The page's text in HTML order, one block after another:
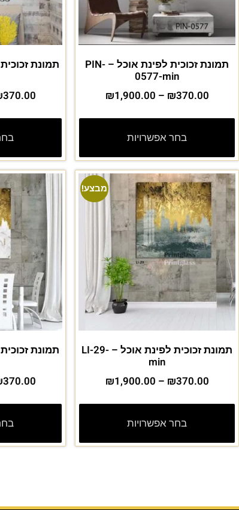
תמונת זכוכית לפינת אוכל – PIN-
0577-min
₪370.00
–
₪1,900.00
בחר אפשרויות
370.00
מבצע!
תמונת זכוכית לפינת אוכל – LI-29-
min
₪370.00
–
₪1,900.00
בחר אפשרויות
370.00